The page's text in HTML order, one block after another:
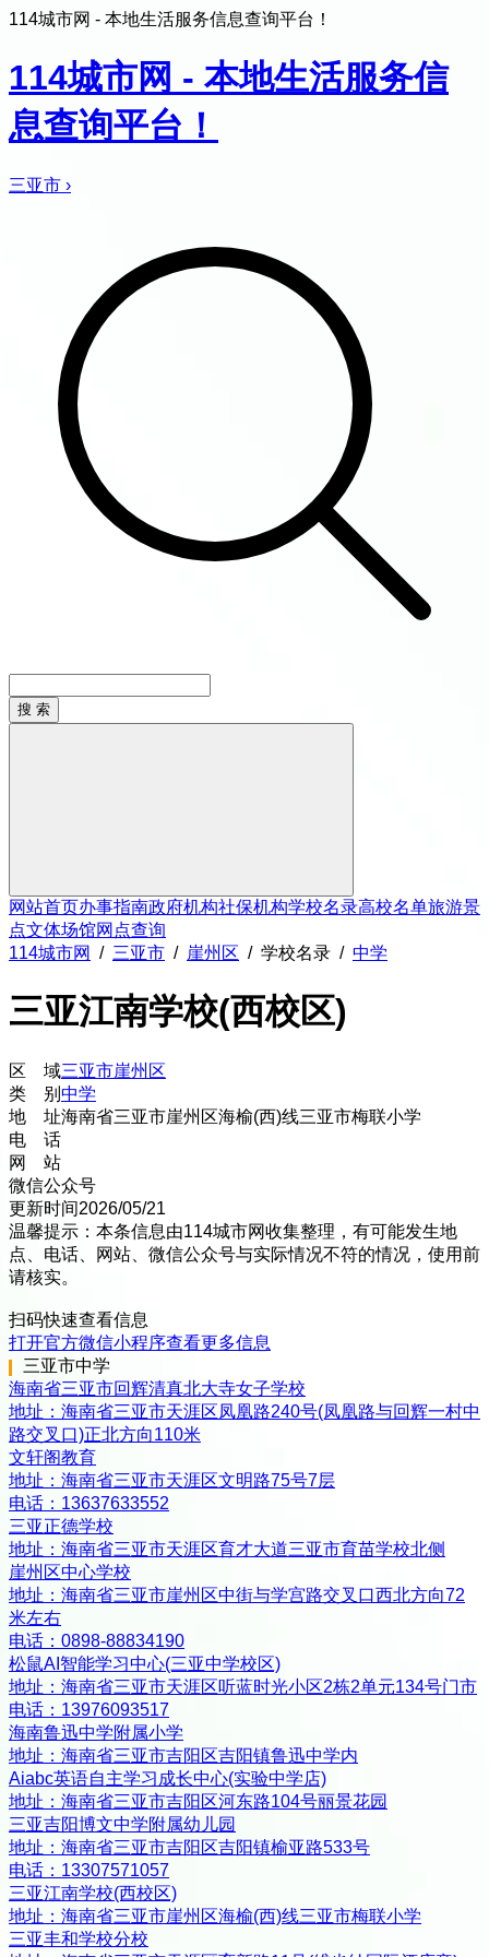
114城市网 - 本地生活服务信息查询平台！
114城市网 - 本地生活服务信
息查询平台！
三亚市 ›
网站首页办事指南政府机构社保机构学校名录高校名单旅游景
点文体场馆网点查询
114城市网
/ 三亚市 / 崖州区 / 学校名录 / 中学
三亚江南学校(西校区)
区 域三亚市崖州区
类 别 中学
地 址海南省三亚市崖州区海榆(西)线三亚市梅联小学
电 话
网 站
微信公众号
更新时间2026/05/21
温馨提示：本条信息由114城市网收集整理，有可能发生地
点、电话、网站、微信公众号与实际情况不符的情况，使用前
请核实。
扫码快速查看信息
打开官方微信小程序查看更多信息
三亚市中学
海南省三亚市回辉清真北大寺女子学校
地址： 海南省三亚市天涯区凤凰路240号(凤凰路与回辉一村中
路交叉口)正北方向110米
文轩阁教育
地址： 海南省三亚市天涯区文明路75号7层
电话： 13637633552
三亚正德学校
地址： 海南省三亚市天涯区育才大道三亚市育苗学校北侧
崖州区中心学校
地址： 海南省三亚市崖州区中街与学宫路交叉口西北方向72
米左右
电话： 0898-88834190
松鼠AI智能学习中心(三亚中学校区)
地址： 海南省三亚市天涯区听蓝时光小区2栋2单元134号门市
电话： 13976093517
海南鲁迅中学附属小学
地址： 海南省三亚市吉阳区吉阳镇鲁迅中学内
Aiabc英语自主学习成长中心(实验中学店)
地址： 海南省三亚市吉阳区河东路104号丽景花园
三亚吉阳博文中学附属幼儿园
地址： 海南省三亚市吉阳区吉阳镇榆亚路533号
电话： 13307571057
三亚江南学校(西校区)
地址： 海南省三亚市崖州区海榆(西)线三亚市梅联小学
三亚丰和学校分校